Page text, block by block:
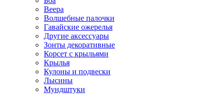
Веера
Волшебные палочки
Гавайские ожерелья
Другие аксессуары
Зонты декоративные
Корсет с крыльями
Крылья
Кулоны и подвески
Лысины
Мундштуки